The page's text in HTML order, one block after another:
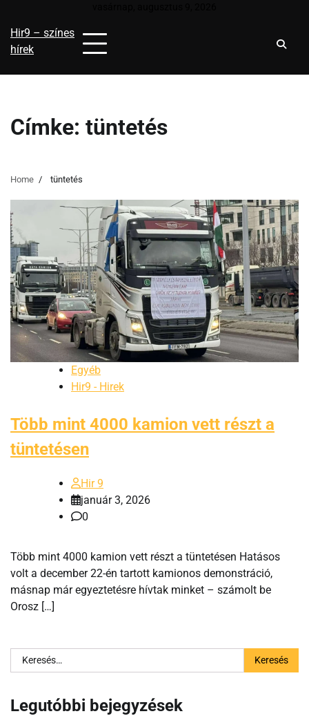
content
Hir9 – színes
hírek
Címke: tüntetés
Home tüntetés
Egyéb
Hir9 - Hirek
Több mint 4000 kamion vett részt a
tüntetésen
Hir 9
január 3, 2026
0
Több mint 4000 kamion vett részt a tüntetésen Hatásos
volt a december 22-én tartott kamionos demonstráció,
másnap már egyeztetésre hívtak minket – számolt be
Orosz […]
Keresés:
Legutóbbi bejegyzések